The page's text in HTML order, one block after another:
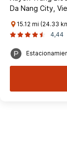
Da Nang City,
15.12 mi (24.33
4,44